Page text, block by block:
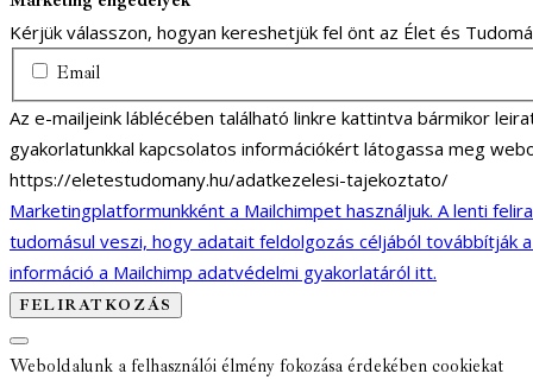
Kérjük válasszon, hogyan kereshetjük fel önt az Élet és
Email
Az e-mailjeink láblécében található linkre kattintva bármikor
gyakorlatunkkal kapcsolatos információkért látogassa meg
https://eletestudomany.hu/adatkezelesi-tajekoztato/
Marketingplatformunkként a Mailchimpet használjuk. A lenti
tudomásul veszi, hogy adatait feldolgozás céljából továbbítják
információ a Mailchimp adatvédelmi gyakorlatáról itt.
Weboldalunk a felhasználói élmény fokozása érdekében cookiekat